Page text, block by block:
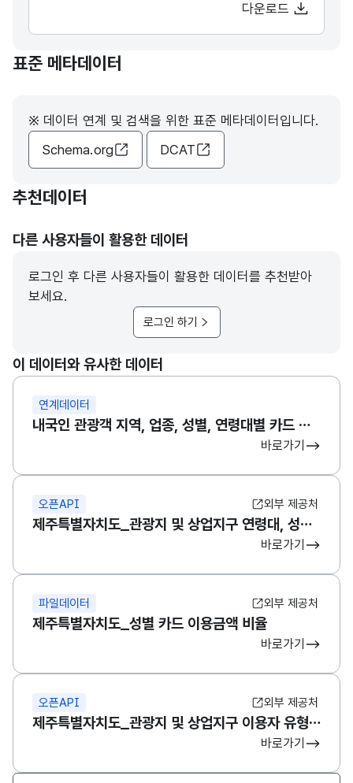
다운로드
표준 메타데이터
※ 데이터 연계 및 검색을 위한 표준 메타데이터입니다.
Schema.org
DCAT
추천데이터
다른 사용자들이 활용한 데이터
로그인 후 다른 사용자들이 활용한 데이터를 추천받아
보세요.
로그인 하기
이 데이터와 유사한 데이터
연계데이터
내국인 관광객 지역, 업종, 성별, 연령대별 카드 이용 데이터
바로가기
오픈API 외부 제공처
제주특별자치도_관광지 및 상업지구 연령대, 성별 카드 데이터
바로가기
파일데이터 외부 제공처
제주특별자치도_성별 카드 이용금액 비율
바로가기
오픈API 외부 제공처
제주특별자치도_관광지 및 상업지구 이용자 유형별 카드 데이터
바로가기